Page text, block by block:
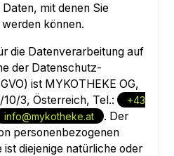
mit denen Sie
können.
die Datenverarbeitung auf
der Datenschutz-
ist MYKOTHEKE OG,
10/3, Österreich, Tel.:
+43
info@mykotheke.at
. Der
personenbezogenen
diejenige natürliche oder